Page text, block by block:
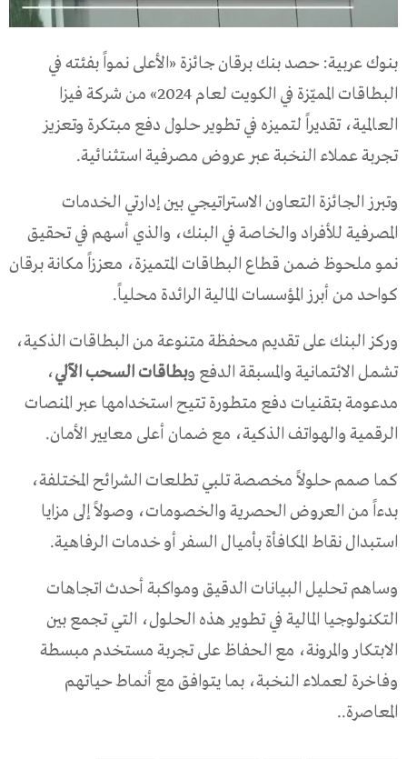
بنوك عربية: حصد بنك برقان جائزة «الأعلى نمواً بفئته في
البطاقات المميّزة في الكويت لعام 2024» من شركة فيزا
العالمية، تقديراً لتميزه في تطوير حلول دفع مبتكرة وتعزيز
تجربة عملاء النخبة عبر عروض مصرفية استثنائية.
وتبرز الجائزة التعاون الاستراتيجي بين إدارتي الخدمات
المصرفية للأفراد والخاصة في البنك، والذي أسهم في تحقيق
نمو ملحوظ ضمن قطاع البطاقات المتميزة، معززاً مكانة برقان
كواحد من أبرز المؤسسات المالية الرائدة محلياً.
وركز البنك على تقديم محفظة متنوعة من البطاقات الذكية،
تشمل الائتمانية والمسبقة الدفع وبطاقات السحب الآلي،
مدعومة بتقنيات دفع متطورة تتيح استخدامها عبر المنصات
الرقمية والهواتف الذكية، مع ضمان أعلى معايير الأمان.
كما صمم حلولاً مخصصة تلبي تطلعات الشرائح المختلفة،
بدءاً من العروض الحصرية والخصومات، وصولاً إلى مزايا
استبدال نقاط المكافأة بأميال السفر أو خدمات الرفاهية.
وساهم تحليل البيانات الدقيق ومواكبة أحدث اتجاهات
التكنولوجيا المالية في تطوير هذه الحلول، التي تجمع بين
الابتكار والمرونة، مع الحفاظ على تجربة مستخدم مبسطة
وفاخرة لعملاء النخبة، بما يتوافق مع أنماط حياتهم
المعاصرة..